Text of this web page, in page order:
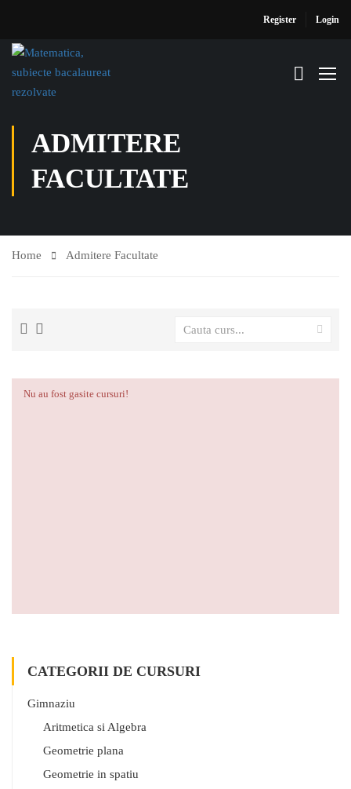
Register Login
ADMITERE
FACULTATE
Home Admitere Facultate
Nu au fost gasite cursuri!
CATEGORII DE CURSURI
Gimnaziu
Aritmetica si Algebra
Geometrie plana
Geometrie in spatiu